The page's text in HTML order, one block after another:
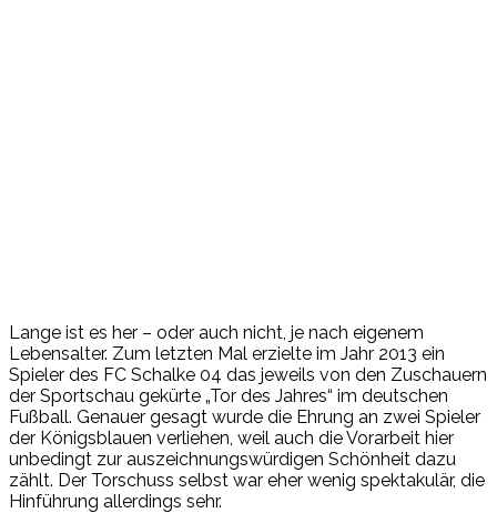
Lange ist es her – oder auch nicht, je nach eigenem
Lebensalter. Zum letzten Mal erzielte im Jahr 2013 ein
Spieler des FC Schalke 04 das jeweils von den Zuschauern
der Sportschau gekürte „Tor des Jahres“ im deutschen
Fußball. Genauer gesagt wurde die Ehrung an zwei Spieler
der Königsblauen verliehen, weil auch die Vorarbeit hier
unbedingt zur auszeichnungswürdigen Schönheit dazu
zählt. Der Torschuss selbst war eher wenig spektakulär, die
Hinführung allerdings sehr.